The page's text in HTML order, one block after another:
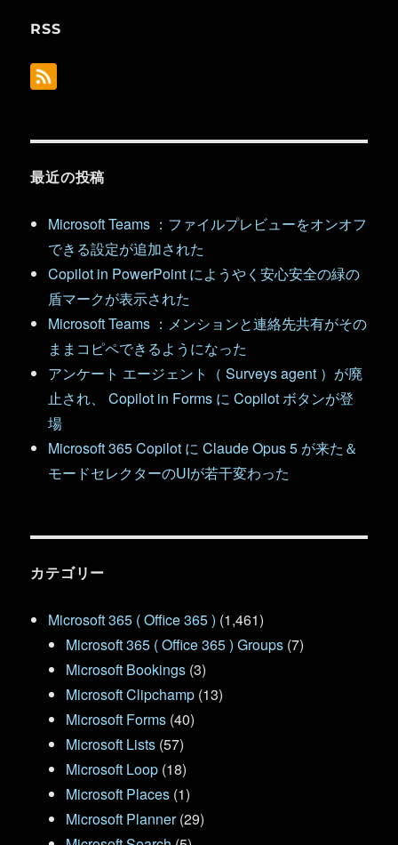
RSS
最近の投稿
Microsoft Teams ：ファイルプレビューをオンオフ
できる設定が追加された
Copilot in PowerPoint にようやく安心安全の緑の
盾マークが表示された
Microsoft Teams ：メンションと連絡先共有がその
ままコピペできるようになった
アンケート エージェント（ Surveys agent ）が廃
止され、 Copilot in Forms に Copilot ボタンが登
場
Microsoft 365 Copilot に Claude Opus 5 が来た＆
モードセレクターのUIが若干変わった
カテゴリー
Microsoft 365 ( Office 365 ) (1,461)
Microsoft 365 ( Office 365 ) Groups (7)
Microsoft Bookings (3)
Microsoft Clipchamp (13)
Microsoft Forms (40)
Microsoft Lists (57)
Microsoft Loop (18)
Microsoft Places (1)
Microsoft Planner(29)